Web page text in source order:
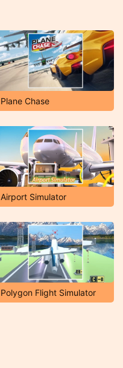
Plane Chase
Airport Simulator
Polygon Flight Simulator